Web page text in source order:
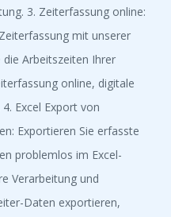
3. Zeiterfassung online:
mit unserer
die Arbeitszeiten Ihrer
online, digitale
Excel Export von
Exportieren Sie erfasste
problemlos im Excel-
Verarbeitung und
Daten exportieren,